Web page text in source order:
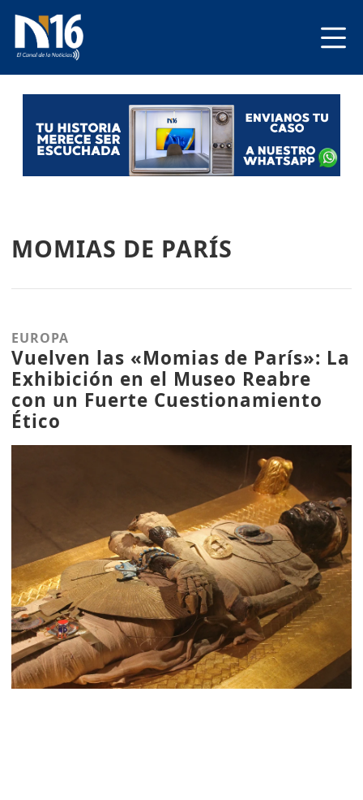
MOMIAS DE PARÍS
EUROPA
Vuelven las «Momias de París»: La
Exhibición en el Museo Reabre
con un Fuerte Cuestionamiento
Ético